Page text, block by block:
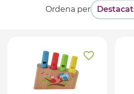
Ordena per